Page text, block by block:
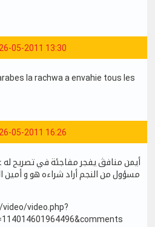
26-05-2011 13:30
la rachwa a envahie tous les
26-05-2011 16:26
أيمن منافڨ يفجر مفاجئة في تصريح له
مسؤول من النجم أراد شراءه هو و أمين
video.php?